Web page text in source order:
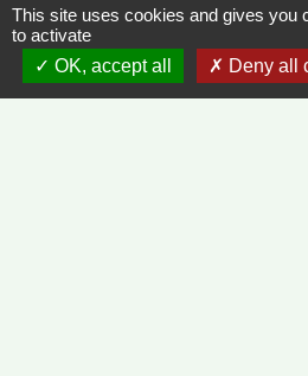
Liens
This site uses cookies and gives you
to activate
OK, accept all
Deny all